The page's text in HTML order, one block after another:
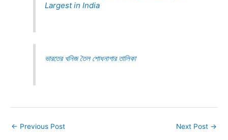
Largest in India
ভারতের খনিজ তৈল শোধনাগার তালিকা
← Previous Post Next Post →